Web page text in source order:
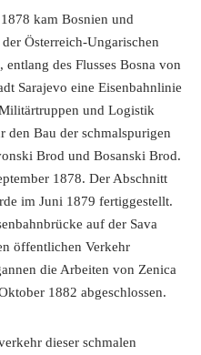
kam Bosnien und
Österreich-Ungarischen
des Flusses Bosna von
Sarajevo eine Eisenbahnlinie
und Logistik
den Bau der schmalspurigen
Brod und Bosanski Brod.
1878. Der Abschnitt
im Juni 1879 fertiggestellt.
auf der Sava
öffentlichen Verkehr
die Arbeiten von Zenica
1882 abgeschlossen.
dieser schmalen